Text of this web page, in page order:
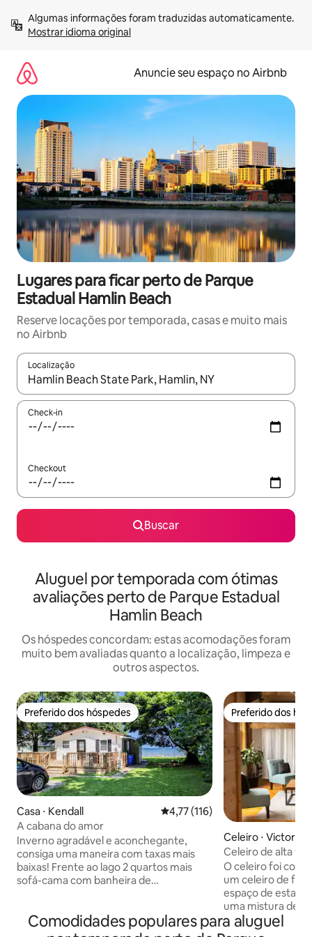
para
Mostrar idioma original
Anuncie seu espaço no Airbnb
Lugares para ficar perto de Parque
Estadual Hamlin Beach
Reserve locações por temporada, casas e muito mais
no Airbnb
Localização
Quando os resultados estiverem disponíveis, explore-os
Check-in
Checkout
Buscar
Aluguel por temporada com ótimas
avaliações perto de Parque Estadual
Hamlin Beach
Os hóspedes concordam: estas acomodações foram
muito bem avaliadas quanto a localização, limpeza e
outros aspectos.
Preferido dos hóspedes
Preferido dos hóspedes
Casa ⋅ Kendall 4,77 de uma avaliação média
4,77 (116)
A cabana do amor
Inverno agradável e aconchegante,
consiga uma maneira com taxas mais
baixas! Frente ao lago 2 quartos mais
sofá-cama com banheira de
quartos no Lago Ontário fica a 20 milhas
a oeste de Rochester, NY. 2 camas king,
Preferido dos
Preferido dos
Celeiro ⋅ Victor
Celeiro de alta
O celeiro foi
um celeiro de
espaço de estar
uma mistura de
em um. Esta estadia única oferece uma
fuga tranquila e
Comodidades populares para aluguel